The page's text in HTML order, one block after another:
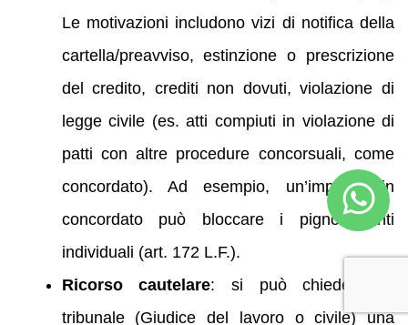
Le motivazioni includono vizi di notifica della
cartella/preavviso, estinzione o prescrizione
del credito, crediti non dovuti, violazione di
legge civile (es. atti compiuti in violazione di
patti con altre procedure concorsuali, come
concordato). Ad esempio, un’impresa in
concordato può bloccare i pignoramenti
individuali (art. 172 L.F.).
Ricorso cautelare: si può chiedere al
tribunale (Giudice del lavoro o civile) una